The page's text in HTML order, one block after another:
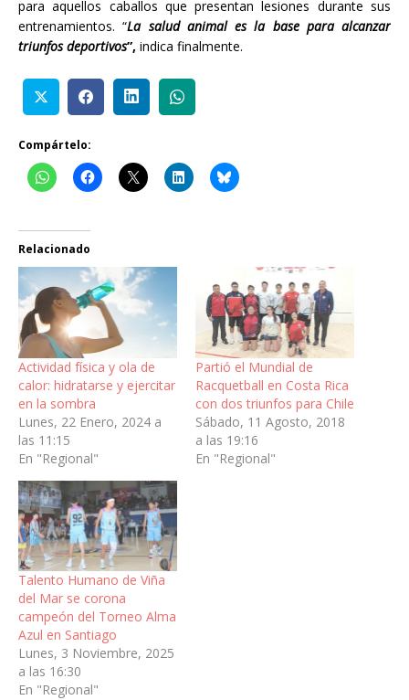
para aquellos caballos que presentan lesiones durante sus
entrenamientos. “La salud animal es la base para alcanzar
triunfos deportivos”, indica finalmente.
Compártelo:
Relacionado
Actividad física y ola de
calor: hidratarse y ejercitar
en la sombra
Lunes, 22 Enero, 2024 a
las 11:15
En "Regional"
Partió el Mundial de
Racquetball en Costa Rica
con dos triunfos para Chile
Sábado, 11 Agosto, 2018
a las 19:16
En "Regional"
Talento Humano de Viña
del Mar se corona
campeón del Torneo Alma
Azul en Santiago
Lunes, 3 Noviembre, 2025
a las 16:30
En "Regional"